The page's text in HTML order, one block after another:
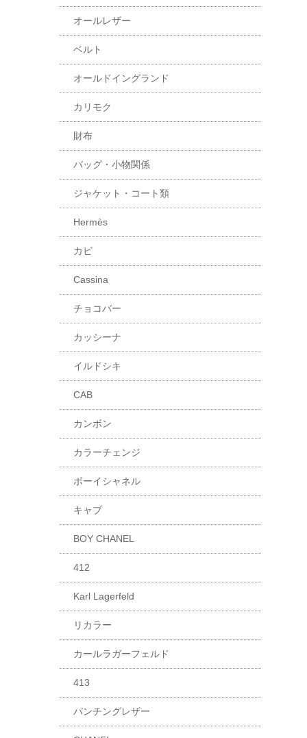
オールレザー
ベルト
オールドイングランド
カリモク
財布
バッグ・小物関係
ジャケット・コート類
Hermès
カビ
Cassina
チョコバー
カッシーナ
イルドシキ
CAB
カンボン
カラーチェンジ
ボーイシャネル
キャブ
BOY CHANEL
412
Karl Lagerfeld
リカラー
カールラガーフェルド
413
パンチングレザー